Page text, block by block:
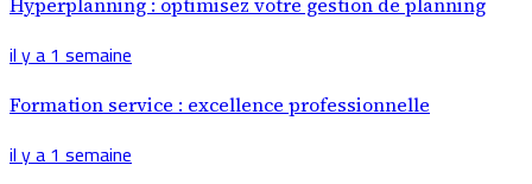
il y a 1 semaine
Formation service : excellence professionnelle
il y a 1 semaine